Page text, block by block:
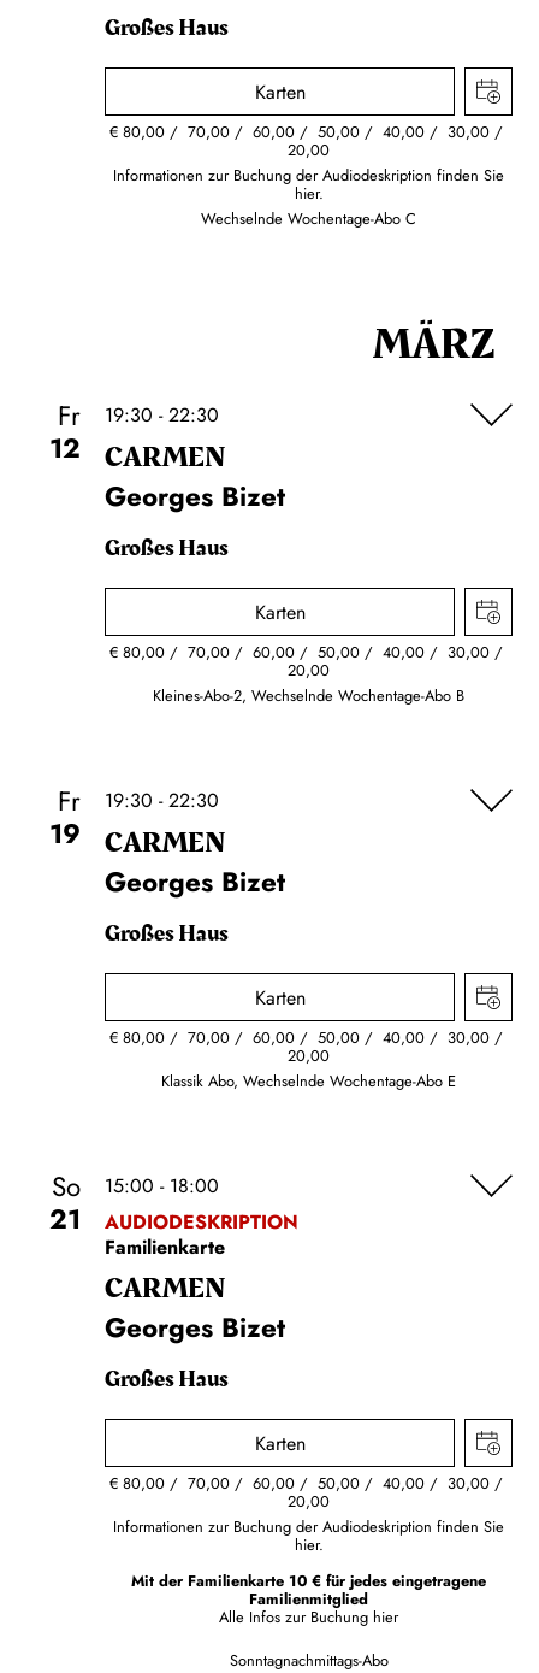
Großes Haus
Karten
€80,00 70,00 60,00 50,00 40,00 30,00
20,00
Informationen zur Buchung der Audiodeskription finden Sie
hier.
Wechselnde Wochentage-Abo C
MÄRZ
Fr
12
19:30 - 22:30
CARMEN
Georges Bizet
Großes Haus
Karten
€80,00 70,00 60,00 50,00 40,00 30,00
20,00
Kleines-Abo-2, Wechselnde Wochentage-Abo B
Fr
19
19:30 - 22:30
CARMEN
Georges Bizet
Großes Haus
Karten
€80,00 70,00 60,00 50,00 40,00 30,00
20,00
Klassik Abo, Wechselnde Wochentage-Abo E
So
21
15:00 - 18:00
AUDIODESKRIPTION
Familienkarte
CARMEN
Georges Bizet
Großes Haus
Karten
€80,00 70,00 60,00 50,00 40,00 30,00
20,00
Informationen zur Buchung der Audiodeskription finden Sie
hier.
Mit der Familienkarte 10 € für jedes eingetragene
Familienmitglied
Alle Infos zur Buchung hier
Sonntagnachmittags-Abo